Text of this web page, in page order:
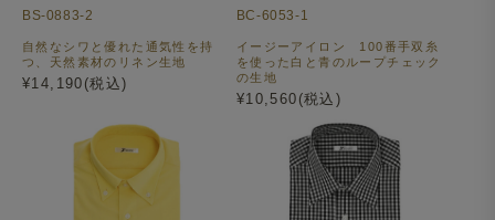
BS-0883-2
自然なシワと優れた通気性を持
つ、天然素材のリネン生地
¥14,190(税込)
BC-6053-1
イージーアイロン 100番手双糸
を使った白と青のループチェック
の生地
¥10,560(税込)